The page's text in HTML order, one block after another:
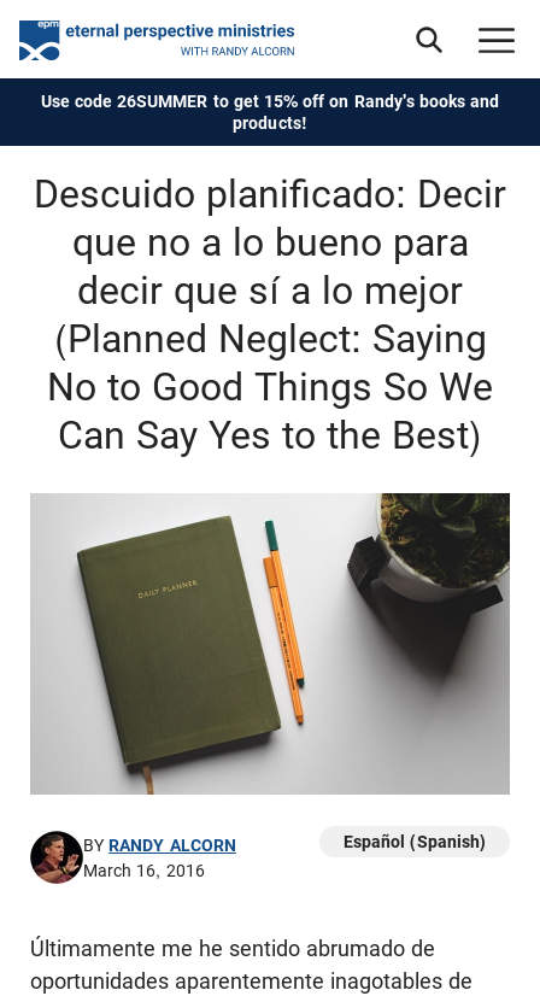
Use code 26SUMMER to get 15% off on Randy's books and
products!
Descuido planificado: Decir
que no a lo bueno para
decir que sí a lo mejor
(Planned Neglect: Saying
No to Good Things So We
Can Say Yes to the Best)
BYRANDY ALCORN
March 16, 2016
Español (Spanish)
Últimamente me he sentido abrumado de
oportunidades aparentemente inagotables de